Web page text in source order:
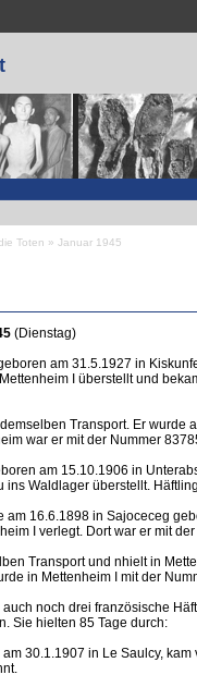
Toten » Januar 1945
(Dienstag)
am 31.5.1927 in
I überstellt und
Transport. Er wurde
war er mit der Nummer
am 15.10.1906 in
ins Waldlager überstellt.
am 16.6.1898 in Sajoceceg
I verlegt. Dort war er mit
Transport und nhielt in
in Mettenheim I mit der
noch drei französische
Sie hielten 85 Tage durch:
30.1.1907 in Le Saulcy,